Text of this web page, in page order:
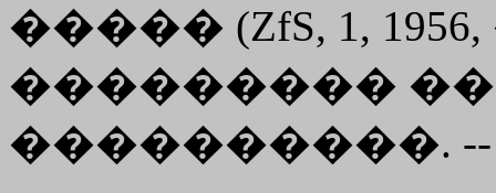
����� (ZfS, 1,
���������
����������.